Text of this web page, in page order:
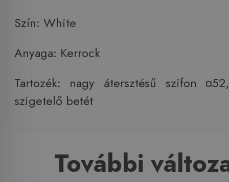
Szín: White
Anyaga: Kerrock
Tartozék: nagy átersztésű szifon
szigetelő betét
További